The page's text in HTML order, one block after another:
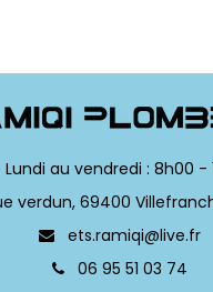
Lundi au vendredi : 8h00 -
verdun, 69400
ets.ramiqi@live.fr
06 95 51 03 74